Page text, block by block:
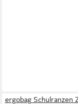
ergobag Schulranzen